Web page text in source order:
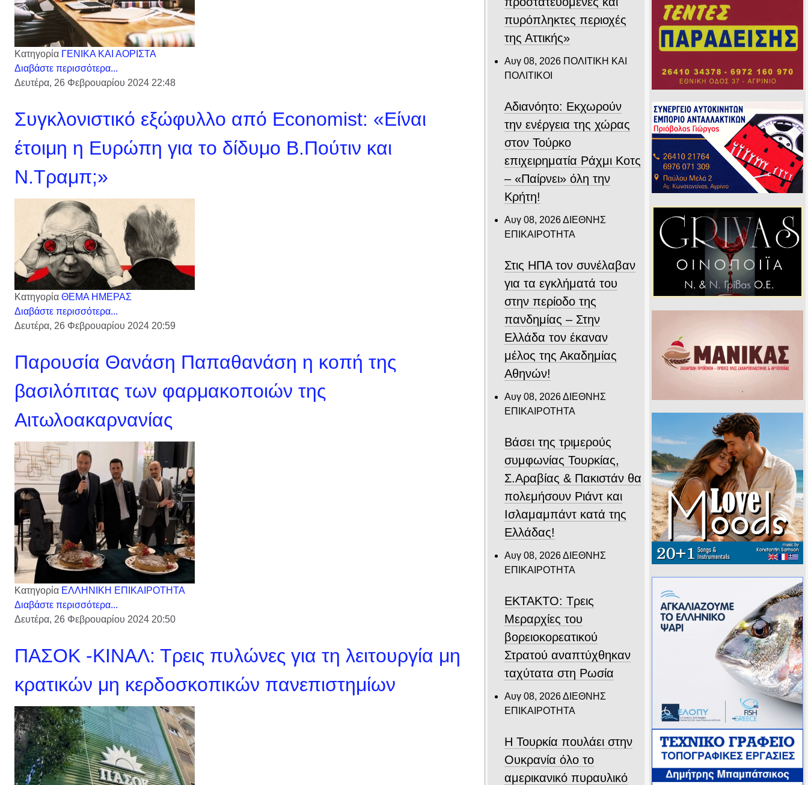
Κατηγορία ΓΕΝΙΚΑ ΚΑΙ ΑΟΡΙΣΤΑ
Διαβάστε περισσότερα...
Δευτέρα, 26 Φεβρουαρίου 2024 22:48
Συγκλονιστικό εξώφυλλο από Economist: «Είναι
έτοιμη η Ευρώπη για το δίδυμο Β.Πούτιν και
Ν.Τραμπ;»
Κατηγορία ΘΕΜΑ ΗΜΕΡΑΣ
Διαβάστε περισσότερα...
Δευτέρα, 26 Φεβρουαρίου 2024 20:59
Παρουσία Θανάση Παπαθανάση η κοπή της
βασιλόπιτας των φαρμακοποιών της
Αιτωλοακαρνανίας
Κατηγορία ΕΛΛΗΝΙΚΗ ΕΠΙΚΑΙΡΟΤΗΤΑ
Διαβάστε περισσότερα...
Δευτέρα, 26 Φεβρουαρίου 2024 20:50
ΠΑΣΟΚ -ΚΙΝΑΛ: Τρεις πυλώνες για τη λειτουργία μη
κρατικών μη κερδοσκοπικών πανεπιστημίων
πυρόπληκτες περιοχές
της Αττικής»
Αυγ 08, 2026 ΠΟΛΙΤΙΚΗ ΚΑΙ
ΠΟΛΙΤΙΚΟΙ
Αδιανόητο: Εκχωρούν
την ενέργεια της χώρας
στον Τούρκο
επιχειρηματία Ράχμι Κοτς
– «Παίρνει» όλη την
Κρήτη!
Αυγ 08, 2026ΔΙΕΘΝΗΣ
ΕΠΙΚΑΙΡΟΤΗΤΑ
Στις ΗΠΑ τον συνέλαβαν
για τα εγκλήματά του
στην περίοδο της
πανδημίας – Στην
Ελλάδα τον έκαναν
μέλος της Ακαδημίας
Αθηνών!
Αυγ 08, 2026ΔΙΕΘΝΗΣ
ΕΠΙΚΑΙΡΟΤΗΤΑ
Βάσει της τριμερούς
συμφωνίας Τουρκίας,
Σ.Αραβίας & Πακιστάν θα
πολεμήσουν Ριάντ και
Ισλαμαμπάντ κατά της
Ελλάδας!
Αυγ 08, 2026ΔΙΕΘΝΗΣ
ΕΠΙΚΑΙΡΟΤΗΤΑ
ΕΚΤΑΚΤΟ: Τρεις
Μεραρχίες του
βορειοκορεατικού
Στρατού αναπτύχθηκαν
ταχύτατα στη Ρωσία
Αυγ 08, 2026ΔΙΕΘΝΗΣ
ΕΠΙΚΑΙΡΟΤΗΤΑ
Η Τουρκία πουλάει στην
Ουκρανία όλο το
αμερικανικό πυραυλικό